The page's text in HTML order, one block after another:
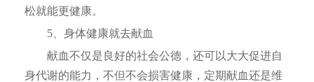
松就能更健康。
5、身体健康就去献血
献血不仅是良好的社会公德，还可以大大促进自
身代谢的能力，不但不会损害健康，定期献血还是维